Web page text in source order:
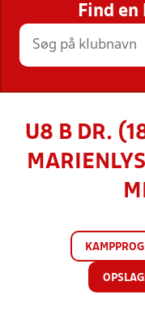
STILLINGER,
Find
U8 B DR.